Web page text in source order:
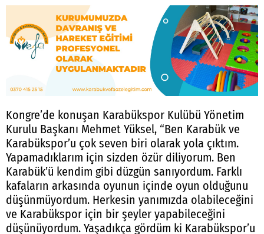
Kongre’de konuşan Karabükspor Kulübü Yönetim
Kurulu Başkanı Mehmet Yüksel, “Ben Karabük ve
Karabükspor’u çok seven biri olarak yola çıktım.
Yapamadıklarım için sizden özür diliyorum. Ben
Karabük’ü kendim gibi düzgün sanıyordum. Farklı
kafaların arkasında oyunun içinde oyun olduğunu
düşünmüyordum. Herkesin yanımızda olabileceğini
ve Karabükspor için bir şeyler yapabileceğini
düşünüyordum. Yaşadıkça gördüm ki Karabükspor’u